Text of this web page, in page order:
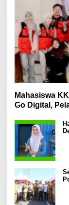
Mahasiswa
Go Digital,